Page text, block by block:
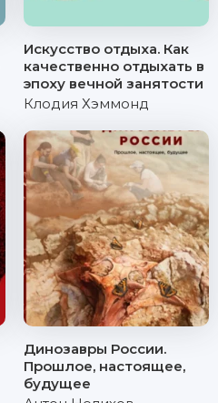
Искусство отдыха. Как
качественно отдыхать в
эпоху вечной занятости
Клодия Хэммонд
Динозавры России.
Прошлое, настоящее,
будущее